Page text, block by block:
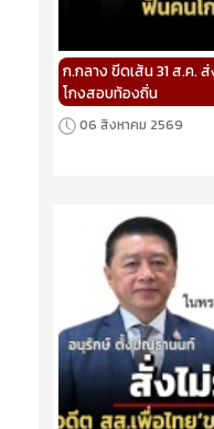
ก.กลาง ขีดเส้น 31 ส.ค.
โกงสอบท้องถิ่น
06 สิงหาคม 2569